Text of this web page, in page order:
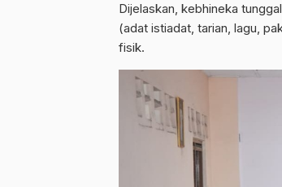
Dijelaskan, kebhineka
(adat istiadat, tarian, lagu,
fisik.